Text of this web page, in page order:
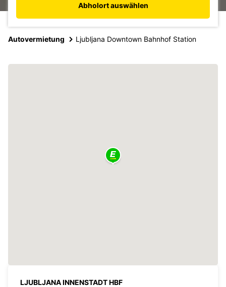
Abholort auswählen
Autovermietung Ljubljana Downtown Bahnhof Station
LJUBLJANA INNENSTADT HBF